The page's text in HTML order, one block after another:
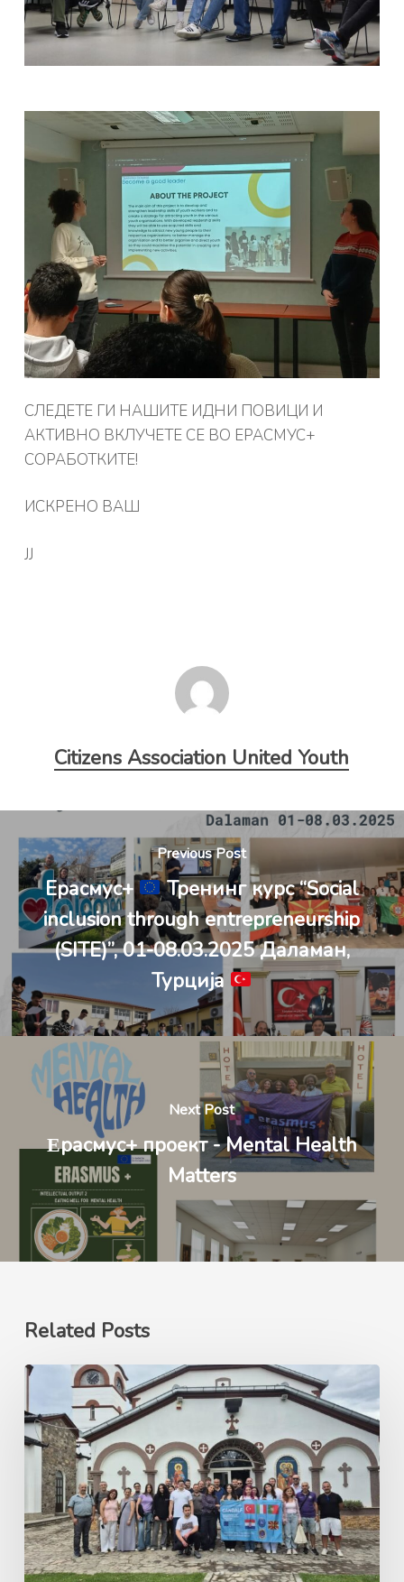
СЛЕДЕТЕ ГИ НАШИТЕ ИДНИ ПОВИЦИ И
АКТИВНО ВКЛУЧЕТЕ СЕ ВО ЕРАСМУС+
СОРАБОТКИТЕ!
ИСКРЕНО ВАШ
ЈЈ
Citizens Association United Youth
Previous Post
Ерасмус+
Тренинг курс “Social
inclusion through entrepreneurship
(SITE)”, 01-08.03.2025 Даламан,
Турција
Next Post
Εрасмус+ проект - Mental Health
Matters
Related Posts
Ерасмус+
GANDALF
Green
Advocacy
Nature’s
Development
and